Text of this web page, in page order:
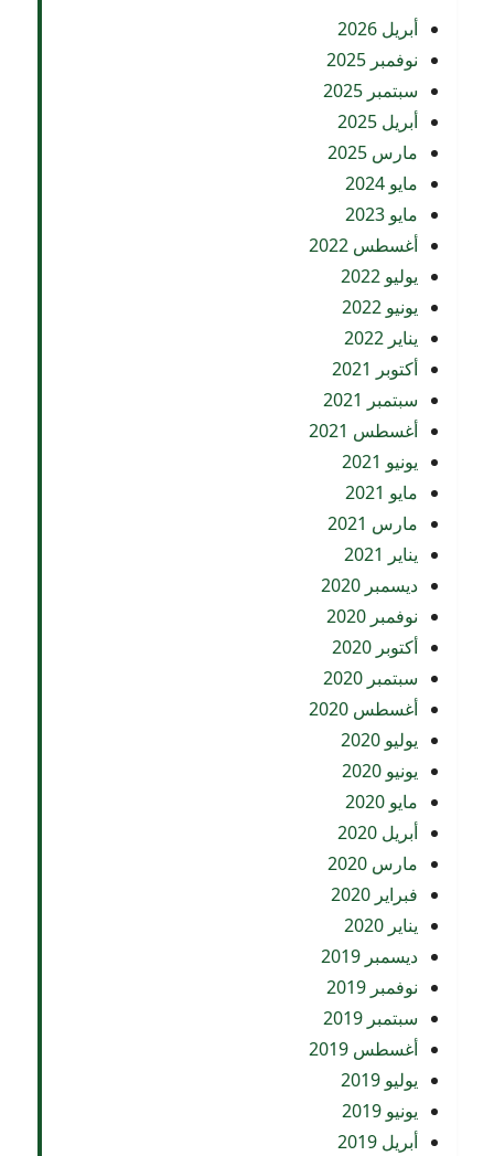
أبريل 2026
نوفمبر 2025
سبتمبر 2025
أبريل 2025
مارس 2025
مايو 2024
مايو 2023
أغسطس 2022
يوليو 2022
يونيو 2022
يناير 2022
أكتوبر 2021
سبتمبر 2021
أغسطس 2021
يونيو 2021
مايو 2021
مارس 2021
يناير 2021
ديسمبر 2020
نوفمبر 2020
أكتوبر 2020
سبتمبر 2020
أغسطس 2020
يوليو 2020
يونيو 2020
مايو 2020
أبريل 2020
مارس 2020
فبراير 2020
يناير 2020
ديسمبر 2019
نوفمبر 2019
سبتمبر 2019
أغسطس 2019
يوليو 2019
يونيو 2019
أبريل 2019